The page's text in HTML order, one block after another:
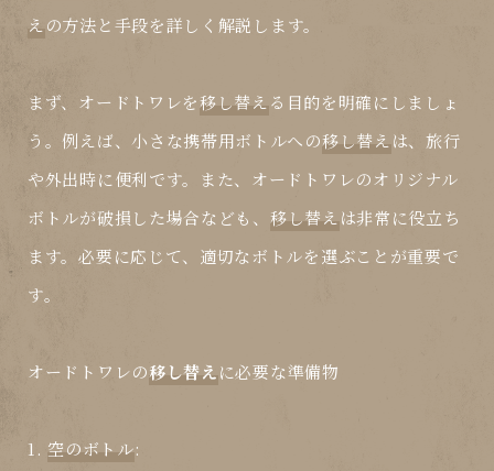
え の方法と手段を詳しく解説します。
まず、オードトワレを移し替え る目的を明確にしましょ
う。例えば、小さな携帯用ボトルへの移し替え は、旅行
や外出時に便利です。また、オードトワレのオリジナル
ボトルが破損した場合なども、 移し替え は非常に役立ち
ます。必要に応じて、適切なボトルを選ぶことが重要で
す。
オードトワレの移し替え に必要な準備物
1.空のボトル: